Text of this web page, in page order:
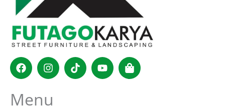
FacebookInstagram
TiktokYoutubeShopping-
bag
Menu